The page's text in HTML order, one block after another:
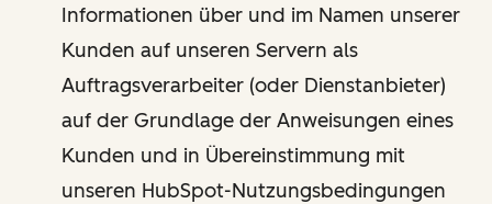
Informationen über und im Namen unserer
Kunden auf unseren Servern als
Auftragsverarbeiter (oder Dienstanbieter)
auf der Grundlage der Anweisungen eines
Kunden und in Übereinstimmung mit
unseren HubSpot-Nutzungsbedingungen